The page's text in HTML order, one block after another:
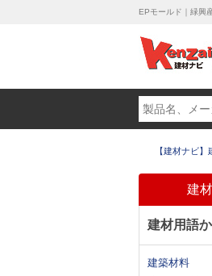
EPモールド｜緑興
【建材ナビ
建
建材用語
建築材料